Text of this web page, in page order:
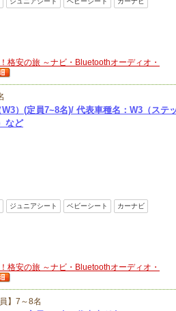
格安の旅 ～ナビ・Bluetoothオーディオ・
）(定員7~8名)/ 代表車種名：W3（ステ
など
ジュニアシート ベビーシート カーナビ
格安の旅 ～ナビ・Bluetoothオーディオ・
員】7～8名